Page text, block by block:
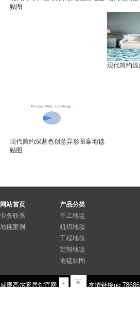
贴图
现代简约浅
现代简约深蓝色创意异形图案地毯
贴图
网站首页
业务联系
地毯案例
产品分类
手工地毯
机织地毯
工程地毯
定制地毯
地毯贴图
威廉高尔家居馆官网 友情链接qq